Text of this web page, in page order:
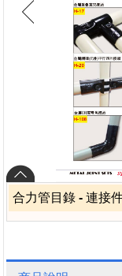
合力管目錄 - 連接